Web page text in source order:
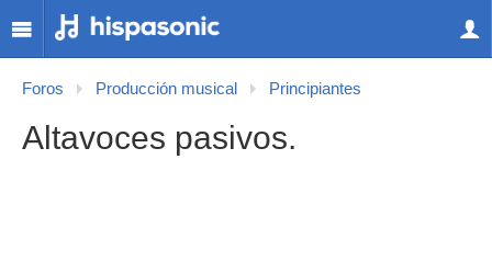
Foros Producción musical Principiantes
Altavoces pasivos.